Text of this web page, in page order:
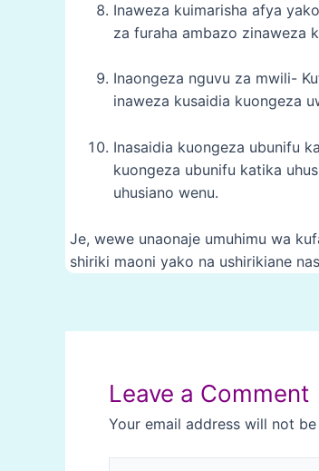
Inaweza kuimarisha afya
za furaha ambazo zinaweza
Inaongeza nguvu za mwili-
inaweza kusaidia kuongeza
Inasaidia kuongeza ubunifu
kuongeza ubunifu katika
uhusiano wenu.
Je, wewe unaonaje umuhimu wa
shiriki maoni yako na ushirikiane
navigation
Leave a Comment
Your email address will not